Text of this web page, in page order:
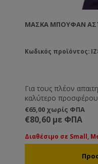
ΜΆΣΚΑ ΜΠΟΥΦΆΝ
Κωδικός προϊόντος:
Για τους πλέον
καλύτερο
Εξαιρετικό υλικό και
βαμβάκι, δροσερό
στα άκρα και πολλές
καλύτερο.
€65,00 χωρίς ΦΠΑ
€80,60 με ΦΠΑ
Διαθέσιμο σε Small,